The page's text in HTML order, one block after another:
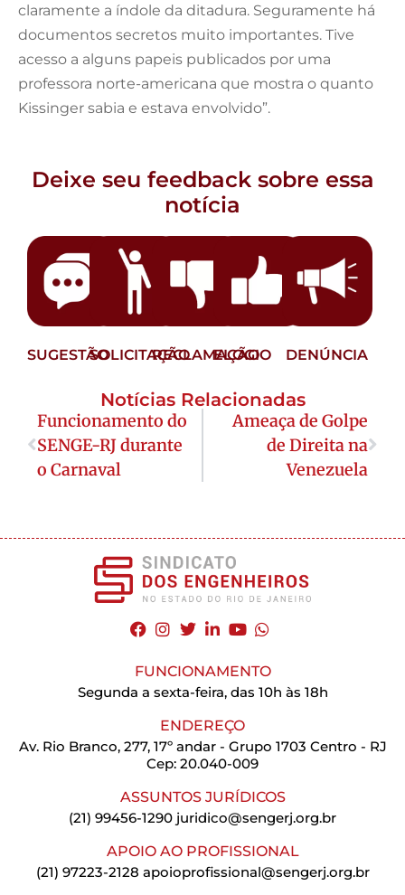
claramente a índole da ditadura. Seguramente há
documentos secretos muito importantes. Tive
acesso a alguns papeis publicados por uma
professora norte-americana que mostra o quanto
Kissinger sabia e estava envolvido”.
Deixe seu feedback sobre essa
notícia
SUGESTÃOSOLICITAÇÃORECLAMAÇÃO
ELOGIO DENÚNCIA
Notícias Relacionadas
Funcionamento do
SENGE-RJ durante
o Carnaval
Ameaça de Golpe
de Direita na
Venezuela
FUNCIONAMENTO
Segunda a sexta-feira, das 10h às 18h
ENDEREÇO
Av. Rio Branco, 277, 17º andar - Grupo 1703 Centro - RJ
Cep: 20.040-009
ASSUNTOS JURÍDICOS
(21) 99456-1290 juridico@sengerj.org.br
APOIO AO PROFISSIONAL
(21) 97223-2128 apoioprofissional@sengerj.org.br